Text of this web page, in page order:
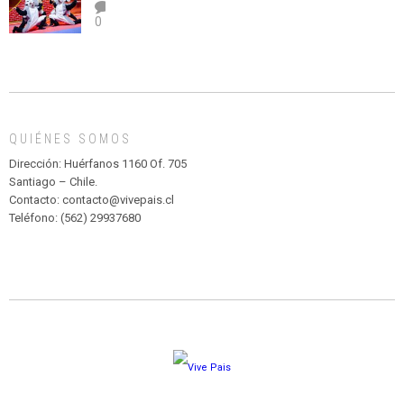
el
abuso”
TEATRO
Y
MADAGASCAR
PARQUE
HURATDO
0
QUIÉNES SOMOS
Dirección: Huérfanos 1160 Of. 705
Santiago – Chile.
Contacto: contacto@vivepais.cl
Teléfono: (562) 29937680